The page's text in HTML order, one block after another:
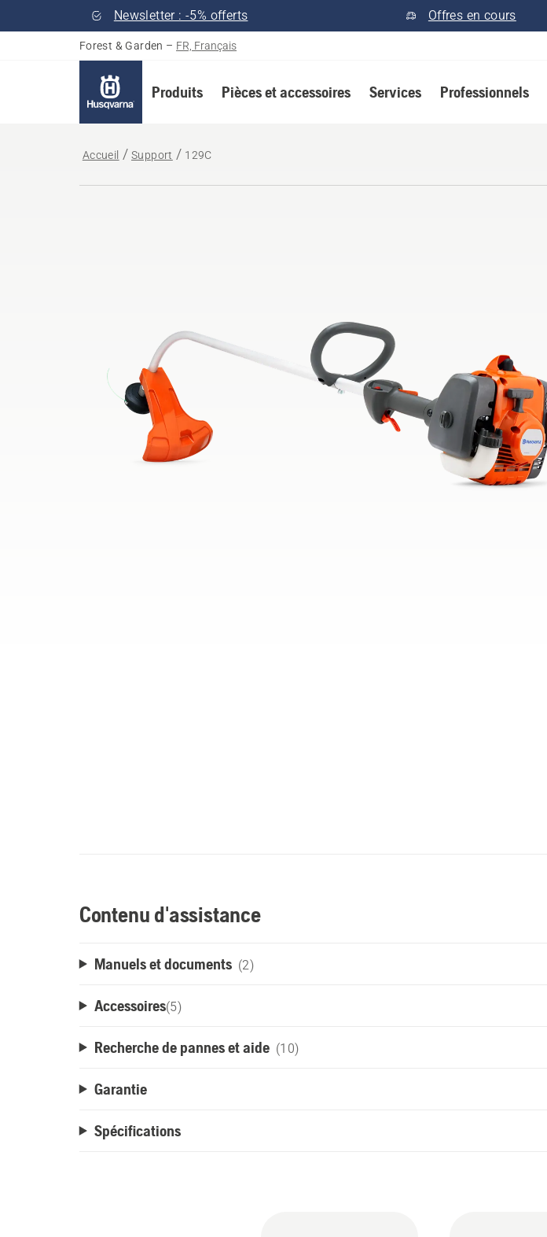
Newsletter : -5% offerts Offres en cours
Forest & Garden – FR, Français
Produits Pièces et accessoires Services Professionnels
Accueil Support 129C
Contenu d'assistance
Manuels et documents (2)
Accessoires(5)
Recherche de pannes et aide (10)
Garantie
Spécifications